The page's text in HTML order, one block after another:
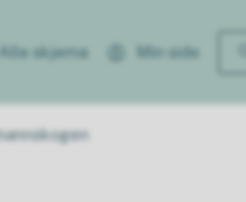
skjema Min side